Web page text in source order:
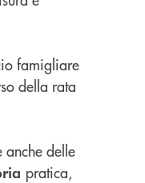
famigliare
della rata
anche delle
pratica,